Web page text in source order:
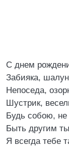
С днем
Забияка,
Непоседа,
Шустрик,
Будь собою, не
Быть другим
Я всегда тебе